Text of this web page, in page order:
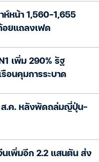
หน้า 1,560-1,655
อยแถลงเฟด
เพิ่ม 290% รัฐ
อนคุมการระบาด
ส.ค. หลังพัดถล่มญี่ปุ่น-
นเพิ่มอีก 2.2 แสนตัน ส่ง